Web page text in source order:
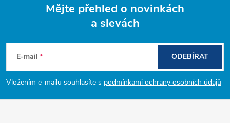
p
a
Mějte přehled o novinkách
a slevách
E-mail
Vložením e-mailu souhlasíte s podmínkami ochrany osobních údajů
ODEBÍRAT